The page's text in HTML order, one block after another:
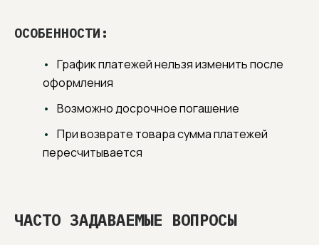
ОСОБЕННОСТИ:
График платежей нельзя изменить после
оформления
Возможно досрочное погашение
При возврате товара сумма платежей
пересчитывается
ЧАСТО ЗАДАВАЕМЫЕ ВОПРОСЫ